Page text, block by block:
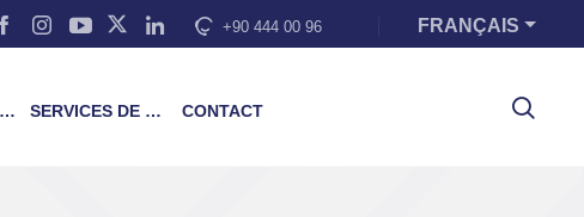
+90 444 00 96 FRANÇAIS
SERVICES DE FORMATION CONTACT